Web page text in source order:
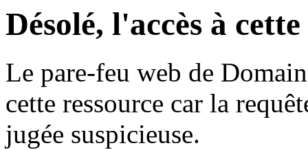
Désolé, l'accès à
Le pare-feu web de
cette ressource car la
jugée suspicieuse.